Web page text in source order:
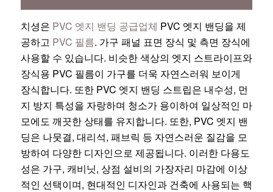
치셩은 PVC 엣지 밴딩 공급업체 PVC 엣지 밴딩을 제
공하고 PVC 필름. 가구 패널 표면 장식 및 측면 장식에
사용할 수 있습니다. 비슷한 색상의 엣지 스트라이프와
장식용 PVC 필름이 가구를 더욱 자연스러워 보이게
장식합니다. 또한 PVC 엣지 밴딩 스트립은 내수성, 먼
지 방지 특성을 자랑하며 청소가 용이하여 일상적인 마
모에도 깨끗한 상태를 유지합니다. 또한, PVC 엣지 밴
딩은 나뭇결, 대리석, 패브릭 등 자연스러운 질감을 모
방하여 다양한 디자인으로 제공됩니다. 이러한 다용도
성은 가구, 캐비닛, 상점 설비의 가장자리 마감에 이상
적인 선택이며, 현대적인 디자인과 건축에 사용되는 핵